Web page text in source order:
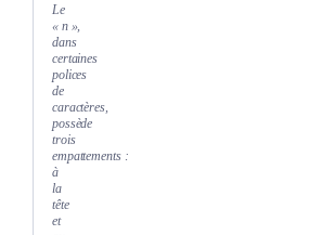
Le
« n »,
dans
certaines
polices
de
caractères,
possède
trois
empattements :
à
la
tête
et